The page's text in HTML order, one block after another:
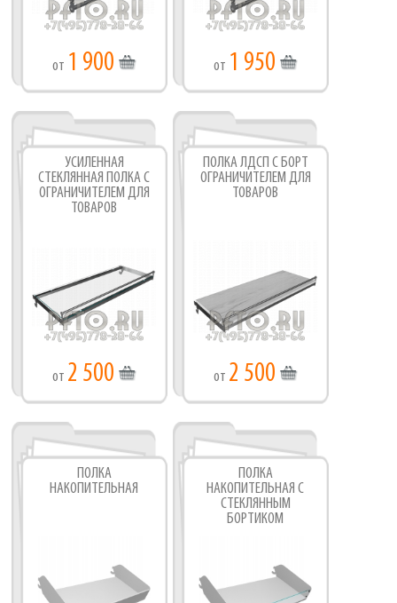
от 1 900 от 1 950
УСИЛЕННАЯ
СТЕКЛЯННАЯ ПОЛКА С
ОГРАНИЧИТЕЛЕМ ДЛЯ
ТОВАРОВ
от 2 500
ПОЛКА ЛДСП С БОРТ
ОГРАНИЧИТЕЛЕМ ДЛЯ
ТОВАРОВ
от 2 500
ПОЛКА
НАКОПИТЕЛЬНАЯ
ПОЛКА
НАКОПИТЕЛЬНАЯ С
СТЕКЛЯННЫМ
БОРТИКОМ